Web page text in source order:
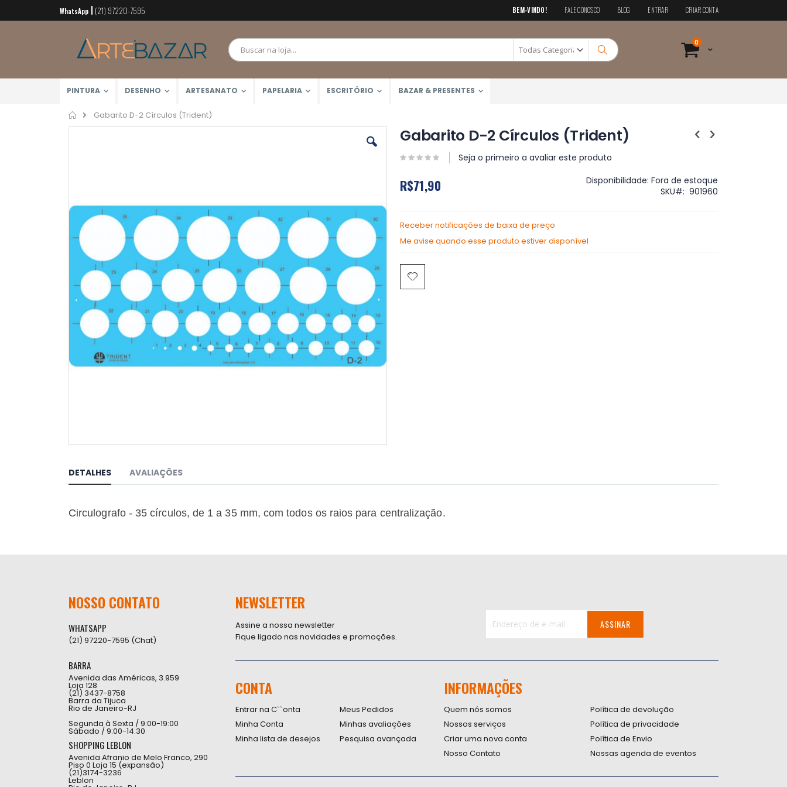
Pular
para
conteúdo
BEM-VINDO! FALE CONOSCO BLOG ENTRAR CRIAR CONTA
Cart
0 itens
Pesquisa
WhatsApp (21) 97220-7595
PINTURA DESENHO ARTESANATO PAPELARIA ESCRITÓRIO BAZAR & PRESENTES
Home
Gabarito D-2 Círculos (Trident)
Pular
imagens
o
início
de
Gabarito D-2 Círculos (Trident)
Seja o primeiro a avaliar este produto
R$71,90 Disponibilidade: Fora de estoque
SKU
901960
Receber notificações de baixa de preço
Me avise quando esse produto estiver disponível
DETALHES
Circulografo - 35 círculos, de 1 a 35 mm, com todos os raios para centralização.
AVALIAÇÕES
NOSSO CONTATO
WHATSAPP
(21) 97220-7595 (Chat)
BARRA
Avenida das Américas, 3.959
Loja 128
(21) 3437-8758
Barra da Tijuca
Rio de Janeiro-RJ
Segunda à Sexta / 9:00-19:00
Sábado / 9:00-14:30
SHOPPING LEBLON
Avenida Afranio de Melo Franco, 290
Piso 0 Loja 15 (expansão)
(21)3174-3236
Leblon
NEWSLETTER
Assine a nossa newsletter
Fique ligado nas novidades e promoções.
nossa
Newsletter:
ASSINAR
CONTA
Entrar na C``onta
Minha Conta
Minha lista de desejos
Meus Pedidos
Minhas avaliações
Pesquisa avançada
INFORMAÇÕES
Quem nós somos
Nossos serviços
Criar uma nova conta
Nosso Contato
Política de devolução
Política de privacidade
Política de Envio
Nossas agenda de eventos